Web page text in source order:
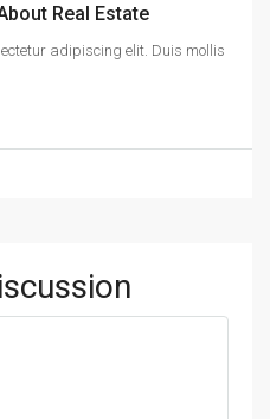
Real Estate
adipiscing elit. Duis mollis